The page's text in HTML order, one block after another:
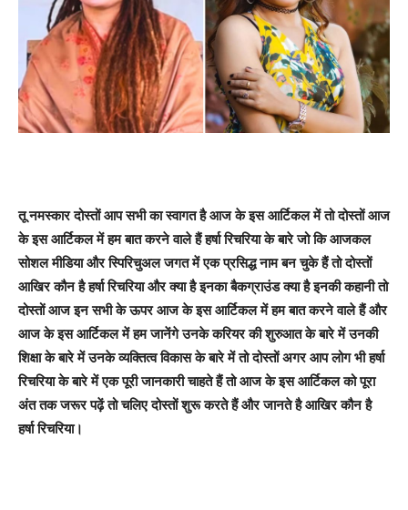
तू नमस्कार दोस्तों आप सभी का स्वागत है आज के इस आर्टिकल में तो दोस्तों आज
के इस आर्टिकल में हम बात करने वाले हैं हर्षा रिचरिया के बारे जो कि आजकल
सोशल मीडिया और स्पिरिचुअल जगत में एक प्रसिद्ध नाम बन चुके हैं तो दोस्तों
आखिर कौन है हर्षा रिचरिया और क्या है इनका बैकग्राउंड क्या है इनकी कहानी तो
दोस्तों आज इन सभी के ऊपर आज के इस आर्टिकल में हम बात करने वाले हैं और
आज के इस आर्टिकल में हम जानेंगे उनके करियर की शुरुआत के बारे में उनकी
शिक्षा के बारे में उनके व्यक्तित्व विकास के बारे में तो दोस्तों अगर आप लोग भी हर्षा
रिचरिया के बारे में एक पूरी जानकारी चाहते हैं तो आज के इस आर्टिकल को पूरा
अंत तक जरूर पढ़ें तो चलिए दोस्तों शुरू करते हैं और जानते है आखिर कौन है
हर्षा रिचरिया।